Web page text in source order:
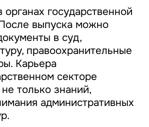
органах государственной
выпуска можно
в суд,
правоохранительные
Карьера
секторе
только знаний,
административных